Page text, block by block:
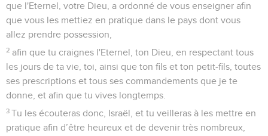
que l'Eternel, votre Dieu, a ordonné de vous enseigner afin
que vous les mettiez en pratique dans le pays dont vous
allez prendre possession,
2 afin que tu craignes l'Eternel, ton Dieu, en respectant tous
les jours de ta vie, toi, ainsi que ton fils et ton petit-fils, toutes
ses prescriptions et tous ses commandements que je te
donne, et afin que tu vives longtemps.
3 Tu les écouteras donc, Israël, et tu veilleras à les mettre en
pratique afin d’être heureux et de devenir très nombreux,